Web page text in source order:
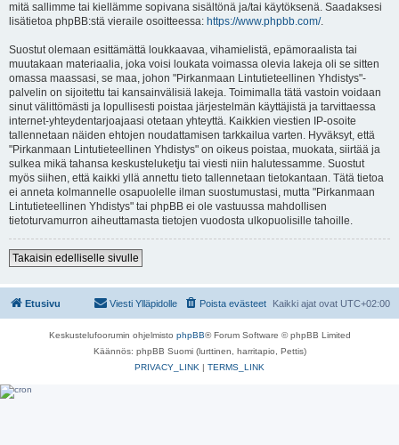
mitä sallimme tai kiellämme sopivana sisältönä ja/tai käytöksenä. Saadaksesi
lisätietoa phpBB:stä vieraile osoitteessa: https://www.phpbb.com/.
Suostut olemaan esittämättä loukkaavaa, vihamielistä, epämoraalista tai
muutakaan materiaalia, joka voisi loukata voimassa olevia lakeja oli se sitten
omassa maassasi, se maa, johon "Pirkanmaan Lintutieteellinen Yhdistys"-
palvelin on sijoitettu tai kansainvälisiä lakeja. Toimimalla tätä vastoin voidaan
sinut välittömästi ja lopullisesti poistaa järjestelmän käyttäjistä ja tarvittaessa
internet-yhteydentarjoajaasi otetaan yhteyttä. Kaikkien viestien IP-osoite
tallennetaan näiden ehtojen noudattamisen tarkkailua varten. Hyväksyt, että
"Pirkanmaan Lintutieteellinen Yhdistys" on oikeus poistaa, muokata, siirtää ja
sulkea mikä tahansa keskusteluketju tai viesti niin halutessamme. Suostut
myös siihen, että kaikki yllä annettu tieto tallennetaan tietokantaan. Tätä tietoa
ei anneta kolmannelle osapuolelle ilman suostumustasi, mutta "Pirkanmaan
Lintutieteellinen Yhdistys" tai phpBB ei ole vastuussa mahdollisen
tietoturvamurron aiheuttamasta tietojen vuodosta ulkopuolisille tahoille.
Takaisin edelliselle sivulle
Etusivu Kaikki ajat ovat UTC+02:00
Poista evästeet
Viesti Ylläpidolle
Keskustelufoorumin ohjelmisto phpBB® Forum Software © phpBB Limited
Käännös: phpBB Suomi (lurttinen, harritapio, Pettis)
PRIVACY_LINK | TERMS_LINK